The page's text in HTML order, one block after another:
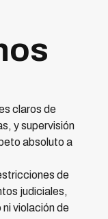
claros de
y supervisión
absoluto a
de
judiciales,
violación de